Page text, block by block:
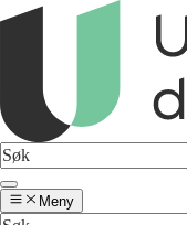
Meny